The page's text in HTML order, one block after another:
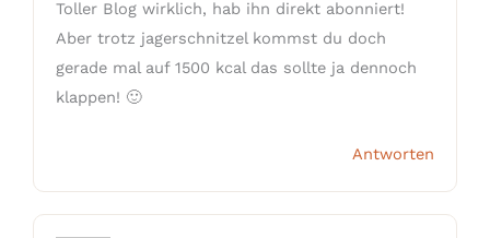
Toller Blog wirklich, hab ihn direkt abonniert!
Aber trotz jagerschnitzel kommst du doch
gerade mal auf 1500 kcal das sollte ja dennoch
klappen! 🙂
Antworten